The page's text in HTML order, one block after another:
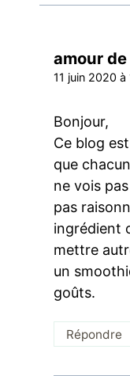
amour
11 juin 2020 à
Bonjour,
Ce blog
que
ne vois
pas
ingrédient
mettre
un
goûts.
Répondre